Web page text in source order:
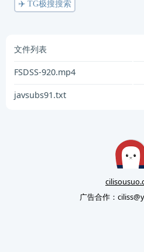
✈️ TG极搜搜索
文件列表
FSDSS-920.mp4
javsubs91.txt
广告合作：